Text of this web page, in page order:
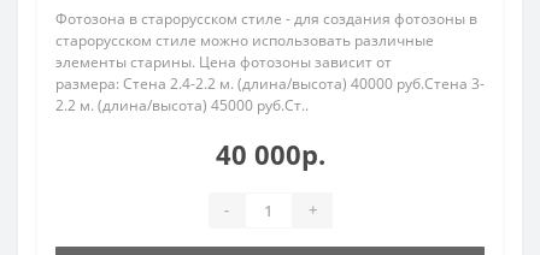
Фотозона в старорусском стиле - для создания фотозоны в
старорусском стиле можно использовать различные
элементы старины. Цена фотозоны зависит от
размера: Стена 2.4-2.2 м. (длина/высота) 40000 руб.Стена 3-
2.2 м. (длина/высота) 45000 руб.Ст..
40 000р.
- +